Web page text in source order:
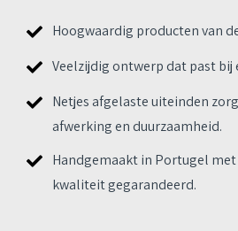
Hoogwaardig producten van
Veelzijdig ontwerp dat past bij
Netjes afgelaste uiteinden
afwerking en duurzaamheid.
Handgemaakt in Portugel
kwaliteit gegarandeerd.